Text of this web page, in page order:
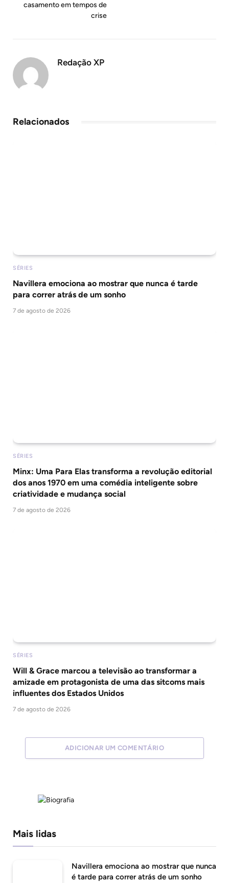
casamento em tempos de
crise
Redação XP
Relacionados
SÉRIES
Navillera emociona ao mostrar que nunca é tarde
para correr atrás de um sonho
7 de agosto de 2026
SÉRIES
Minx: Uma Para Elas transforma a revolução editorial
dos anos 1970 em uma comédia inteligente sobre
criatividade e mudança social
7 de agosto de 2026
SÉRIES
Will & Grace marcou a televisão ao transformar a
amizade em protagonista de uma das sitcoms mais
influentes dos Estados Unidos
7 de agosto de 2026
ADICIONAR UM COMENTÁRIO
Mais lidas
Navillera emociona ao mostrar que nunca
é tarde para correr atrás de um sonho